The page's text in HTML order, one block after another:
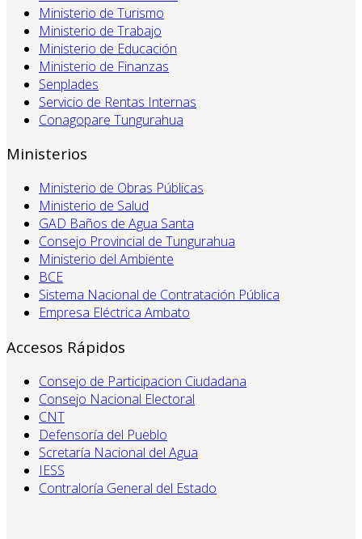
Ministerio de Turismo
Ministerio de Trabajo
Ministerio de Educación
Ministerio de Finanzas
Senplades
Servicio de Rentas Internas
Conagopare Tungurahua
Ministerios
Ministerio de Obras Públicas
Ministerio de Salud
GAD Baños de Agua Santa
Consejo Provincial de Tungurahua
Ministerio del Ambiente
BCE
Sistema Nacional de Contratación Pública
Empresa Eléctrica Ambato
Accesos Rápidos
Consejo de Participacion Ciudadana
Consejo Nacional Electoral
CNT
Defensoría del Pueblo
Scretaría Nacional del Agua
IESS
Contraloría General del Estado